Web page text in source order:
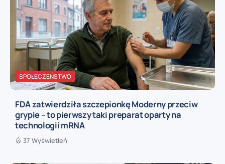
SPOŁECZEŃSTWO
FDA zatwierdziła szczepionkę Moderny przeciw
grypie – to pierwszy taki preparat oparty na
technologii mRNA
37 Wyświetleń